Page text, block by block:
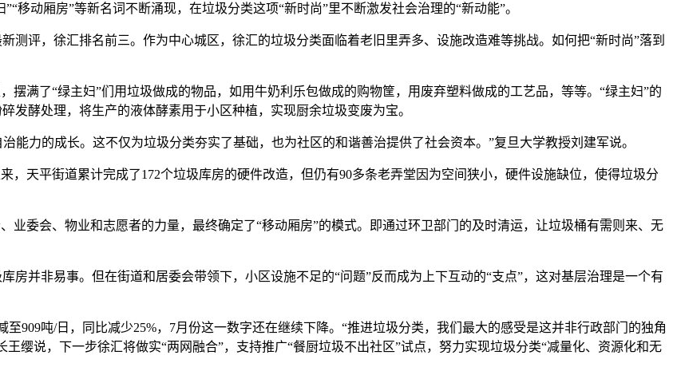
动厢房”等新名词不断涌现，在垃圾分类这项“新时尚”里不断激发社会治理的“新动能”。
评，徐汇排名前三。作为中心城区，徐汇的垃圾分类面临着老旧里弄多、设施改造难等挑战。如何把“新时尚”落到
满了“绿主妇”们用垃圾做成的物品，如用牛奶利乐包做成的购物筐，用废弃塑料做成的工艺品，等等。“绿主妇”的
发酵处理，将生产的液体酵素用于小区种植，实现厨余垃圾变废为宝。
力的成长。这不仅为垃圾分类夯实了基础，也为社区的和谐善治提供了社会资本。”复旦大学教授刘建军说。
天平街道累计完成了172个垃圾库房的硬件改造，但仍有90多条老弄堂因为空间狭小，硬件设施缺位，使得垃圾分
委会、物业和志愿者的力量，最终确定了“移动厢房”的模式。即通过环卫部门的及时清运，让垃圾桶有需则来、无
并非易事。但在街道和居委会带领下，小区设施不足的“问题”反而成为上下互动的“支点”，这对基层治理是一个有
吨/日，同比减少25%，7月份这一数字还在继续下降。“推进垃圾分类，我们最大的感受是这并非行政部门的独角
缨说，下一步徐汇将做实“两网融合”，支持推广“餐厨垃圾不出社区”试点，努力实现垃圾分类“减量化、资源化和无